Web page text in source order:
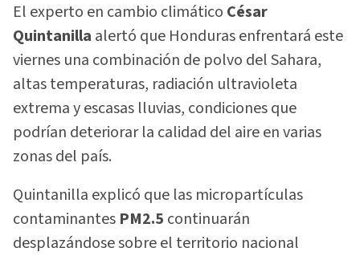
El experto en cambio climático César
Quintanilla alertó que Honduras enfrentará este
viernes una combinación de polvo del Sahara,
altas temperaturas, radiación ultravioleta
extrema y escasas lluvias, condiciones que
podrían deteriorar la calidad del aire en varias
zonas del país.
Quintanilla explicó que las micropartículas
contaminantes PM2.5 continuarán
desplazándose sobre el territorio nacional